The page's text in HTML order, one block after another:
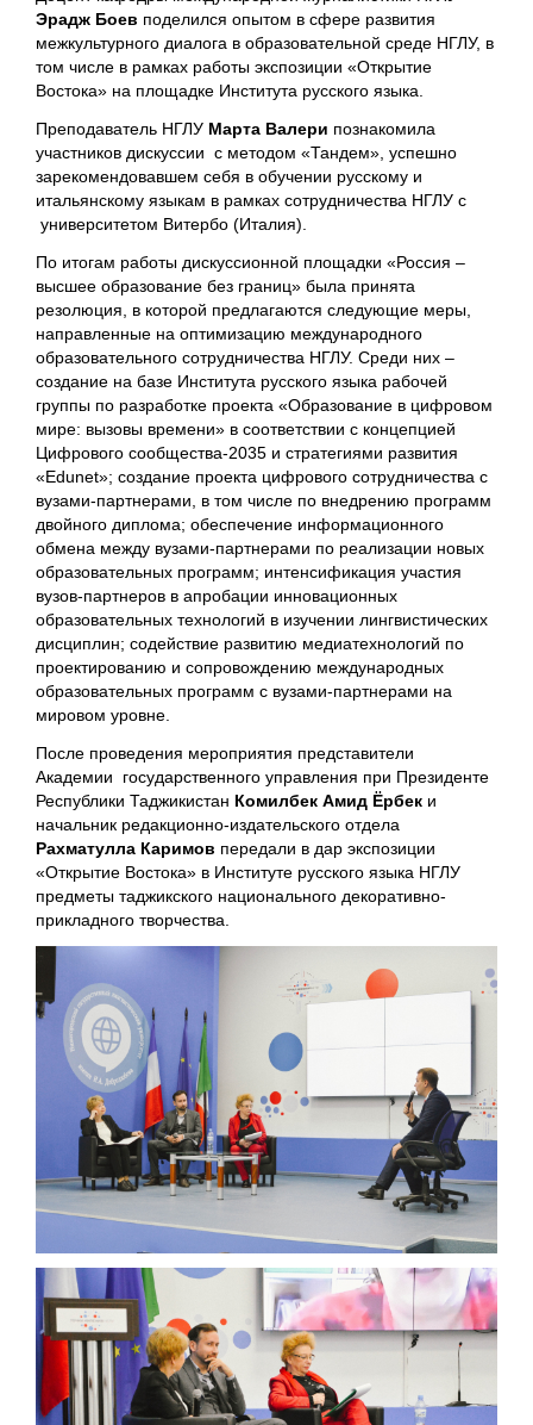
Эрадж Боев поделился опытом в сфере развития
межкультурного диалога в образовательной среде НГЛУ, в
том числе в рамках работы экспозиции «Открытие
Востока» на площадке Института русского языка.
Преподаватель НГЛУ Марта Валери познакомила
участников дискуссии с методом «Тандем», успешно
зарекомендовавшем себя в обучении русскому и
итальянскому языкам в рамках сотрудничества НГЛУ с
университетом Витербо (Италия).
По итогам работы дискуссионной площадки «Россия –
высшее образование без границ» была принята
резолюция, в которой предлагаются следующие меры,
направленные на оптимизацию международного
образовательного сотрудничества НГЛУ. Среди них –
создание на базе Института русского языка рабочей
группы по разработке проекта «Образование в цифровом
мире: вызовы времени» в соответствии с концепцией
Цифрового сообщества-2035 и стратегиями развития
«Edunet»; создание проекта цифрового сотрудничества с
вузами-партнерами, в том числе по внедрению программ
двойного диплома; обеспечение информационного
обмена между вузами-партнерами по реализации новых
образовательных программ; интенсификация участия
вузов-партнеров в апробации инновационных
образовательных технологий в изучении лингвистических
дисциплин; содействие развитию медиатехнологий по
проектированию и сопровождению международных
образовательных программ с вузами-партнерами на
мировом уровне.
После проведения мероприятия представители
Академии государственного управления при Президенте
Республики Таджикистан Комилбек Амид Ёрбек и
начальник редакционно-издательского отдела
Рахматулла Каримов передали в дар экспозиции
«Открытие Востока» в Институте русского языка НГЛУ
предметы таджикского национального декоративно-
прикладного творчества.